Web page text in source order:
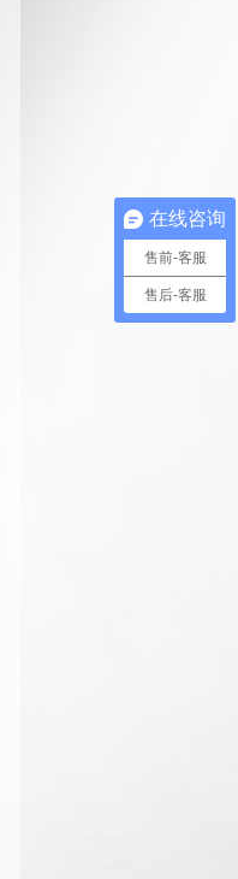
在线咨询
售前-客服
售后-客服